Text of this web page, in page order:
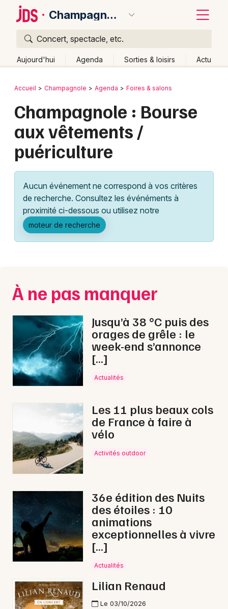
Champagnole
Concert, spectacle, etc.
Aujourd'hui Agenda Sorties & loisirs Actu
Publier un événement
Grands événements
Manifestations
Foires & salons
Sports
Soirées
Sorties famille
Expos
Bourse vêtements dans le Jura
Bourse vêtements en Franche-Comté
Bourse vêtements en Bourgogne-Franche-
Newsletter des sorties
Artistes en tournée
Actus à Champagnole
Bordeaux
Colmar
Lille
Lyon
Marseille
Mulhouse
Montpellier
Paris
Strasbourg
Toulouse
Toutes les villes
Retour
Accueil Champagnole Agenda Foires & salons
Champagnole : Bourse
aux vêtements /
puériculture
Aucun événement ne correspond à vos critères
de recherche. Consultez les événéments à
proximité ci-dessous ou utilisez notre
moteur de recherche
À ne pas manquer
Jusqu’à 38 °C puis des
orages de grêle : le
week-end s’annonce
[…]
Actualités
Les 11 plus beaux cols
de France à faire à
vélo
Activités outdoor
36e édition des Nuits
des étoiles : 10
animations
exceptionnelles à vivre
[…]
Actualités
Lilian Renaud
Le 03/10/2026
Quoi ?
Où ?
Partout
Près de moi Changer de lieu
Quand ?
Aujourd'hui
Demain Ce week-end